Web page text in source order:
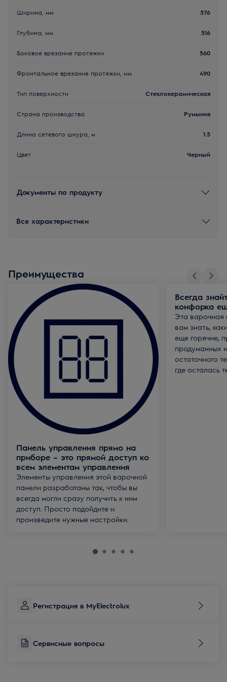
Ширина, мм 576
Глубина, мм. 516
Боковое врезание протяжки 560
Фронтальное врезание протяжки, мм. 490
Тип поверхности Стеклокерамическая
Страна производства Румыния
Длина сетевого шнура, м 1.5
Цвет Черный
Документы по продукту
Все характеристики
Преимущества
Панель управления прямо на
приборе – это прямой доступ ко
всем элементам управления
Элементы управления этой варочной
панели разработаны так, чтобы вы
всегда могли сразу получить к ним
доступ. Просто подойдите и
произведите нужные настройки.
Всегда
конфорка
Эта варочная
вам знать,
еще горячие,
продуманных
остаточного
где осталась
Регистрация в MyElectrolux
Сервисные вопросы